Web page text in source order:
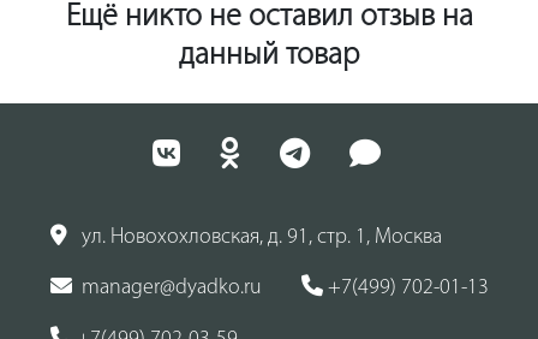
Ещё никто не оставил отзыв на
данный товар
ул. Новохохловская, д. 91, стр. 1, Москва
manager@dyadko.ru +7(499) 702-01-13